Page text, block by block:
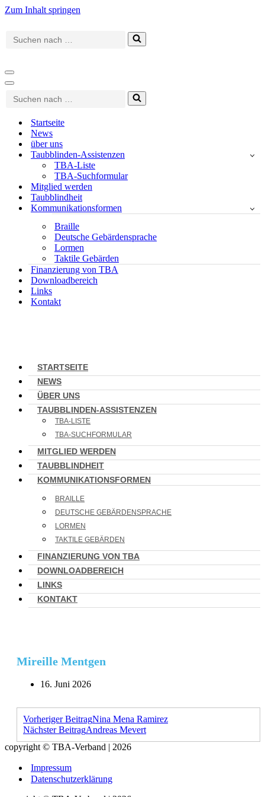
Zum Inhalt springen
Suchen
nach …
Navigationsmenü
Navigationsmenü
Suchen
nach …
Startseite
News
über uns
Taubblinden-Assistenzen
TBA-Liste
TBA-Suchformular
Mitglied werden
Taubblindheit
Kommunikationsformen
Braille
Deutsche Gebärdensprache
Lormen
Taktile Gebärden
Finanzierung von TBA
Downloadbereich
Links
Kontakt
STARTSEITE
NEWS
ÜBER UNS
TAUBBLINDEN-ASSISTENZEN
TBA-LISTE
TBA-SUCHFORMULAR
MITGLIED WERDEN
TAUBBLINDHEIT
KOMMUNIKATIONSFORMEN
BRAILLE
DEUTSCHE GEBÄRDENSPRACHE
LORMEN
TAKTILE GEBÄRDEN
FINANZIERUNG VON TBA
DOWNLOADBEREICH
LINKS
KONTAKT
Mireille Mentgen
16. Juni 2026
Vorheriger BeitragNina Mena Ramirez
Nächster BeitragAndreas Mevert
copyright © TBA-Verband | 2026
Impressum
Datenschutzerklärung